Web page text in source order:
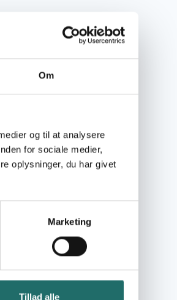
Om
og til at analysere
for sociale medier,
oplysninger, du har givet
Marketing
Tillad alle
diæter og
Og forstår
inden for
har desuden
der ikke